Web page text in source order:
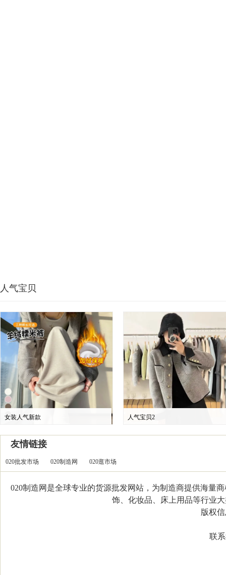
人气宝贝
女装人气新款 人气宝贝2
友情链接
020批发市场 020制造网 020逛市场
020制造网是全球专业的货源批发网站，为制造商提供海量
饰、化妆品、床上用品等行业
版权信
联